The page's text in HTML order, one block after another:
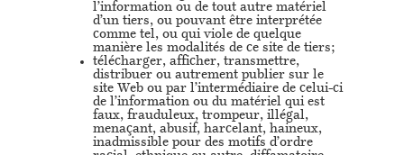
l’information ou de tout autre matériel
d’un tiers, ou pouvant être interprétée
comme tel, ou qui viole de quelque
manière les modalités de ce site de tiers;
télécharger, afficher, transmettre,
distribuer ou autrement publier sur le
site Web ou par l’intermédiaire de celui-ci
de l’information ou du matériel qui est
faux, frauduleux, trompeur, illégal,
menaçant, abusif, harcelant, haineux,
inadmissible pour des motifs d’ordre